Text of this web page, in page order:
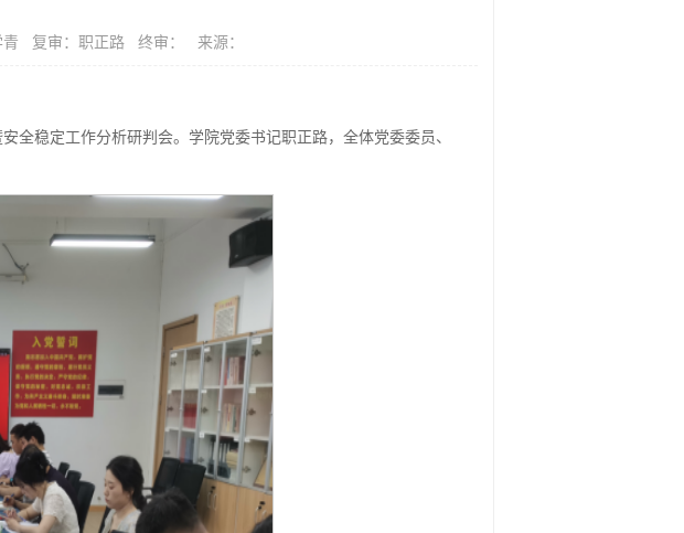
复审：职正路 终审： 来源：
全稳定工作分析研判会。学院党委书记职正路，全体党委委员、